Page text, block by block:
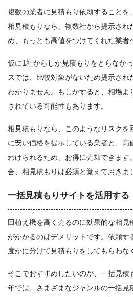
複数の業者に見積もり依頼することを
相見積もりなら、複数社から提示され
め、もっとも高値をつけてくれた業者
仮に1社からしか見積もりをとらなか
スでは、比較対象がないため提示さ
わかりません。もしかすると、相場よ
されている可能性もあります。
相見積もりなら、このようなリスクを
に安い価格を提示している業者と、高
わけられるため、お得に売却できます
合、相見積もりは必須と覚えておきま
一括見積もりサイトを活用する
田植え機を高く売るのに効果的な相見
がかかるのはデメリットです。依頼す
度かに分けて見積もりをしてもらわな
そこでおすすめしたいのが、一括見積
年では、さまざまなジャンルの一括見